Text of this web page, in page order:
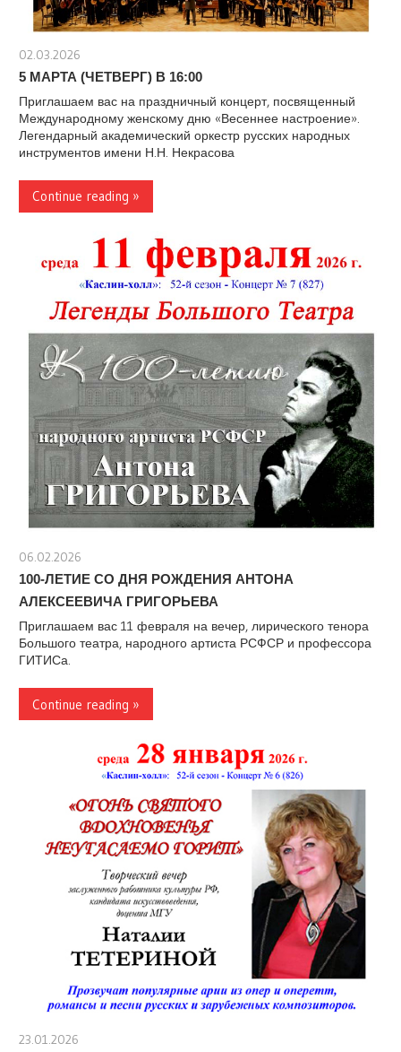
02.03.2026
5 МАРТА (ЧЕТВЕРГ) В 16:00
Приглашаем вас на праздничный концерт, посвященный
Международному женскому дню «Весеннее настроение».
Легендарный академический оркестр русских народных
инструментов имени Н.Н. Некрасова
Continue reading »
06.02.2026
100-ЛЕТИЕ СО ДНЯ РОЖДЕНИЯ АНТОНА
АЛЕКСЕЕВИЧА ГРИГОРЬЕВА
Приглашаем вас 11 февраля на вечер, лирического тенора
Большого театра, народного артиста РСФСР и профессора
ГИТИСа.
Continue reading »
23.01.2026